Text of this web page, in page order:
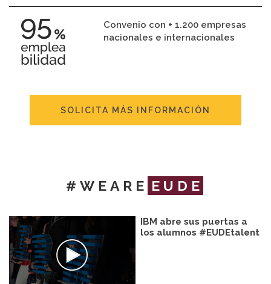
Convenio con + 1.200 empresas
nacionales e internacionales
SOLICITA MÁS INFORMACIÓN
#WEARE EUDE
IBM abre sus puertas a
los alumnos #EUDEtalent